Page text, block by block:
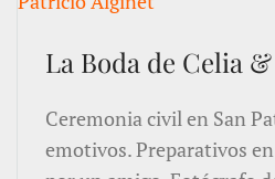
La Boda de Celia
Ceremonia civil en San
emotivos. Preparativos